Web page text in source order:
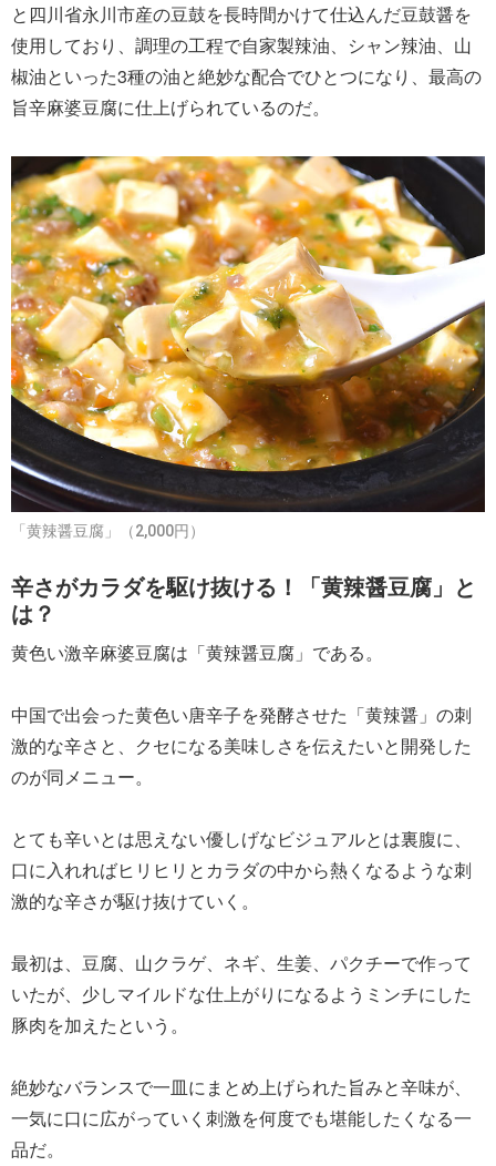
と四川省永川市産の豆鼓を長時間かけて仕込んだ豆鼓醤を
使用しており、調理の工程で自家製辣油、シャン辣油、山
椒油といった3種の油と絶妙な配合でひとつになり、最高の
旨辛麻婆豆腐に仕上げられているのだ。
「黄辣醤豆腐」（2,000円）
辛さがカラダを駆け抜ける！「黄辣醤豆腐」と
は？
黄色い激辛麻婆豆腐は「黄辣醤豆腐」である。
中国で出会った黄色い唐辛子を発酵させた「黄辣醤」の刺
激的な辛さと、クセになる美味しさを伝えたいと開発した
のが同メニュー。
とても辛いとは思えない優しげなビジュアルとは裏腹に、
口に入れればヒリヒリとカラダの中から熱くなるような刺
激的な辛さが駆け抜けていく。
最初は、豆腐、山クラゲ、ネギ、生姜、パクチーで作って
いたが、少しマイルドな仕上がりになるようミンチにした
豚肉を加えたという。
絶妙なバランスで一皿にまとめ上げられた旨みと辛味が、
一気に口に広がっていく刺激を何度でも堪能したくなる一
品だ。